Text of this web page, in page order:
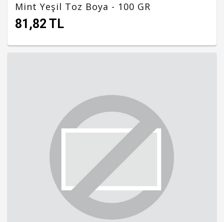
Mint Yeşil Toz Boya - 100 GR
81,82 TL